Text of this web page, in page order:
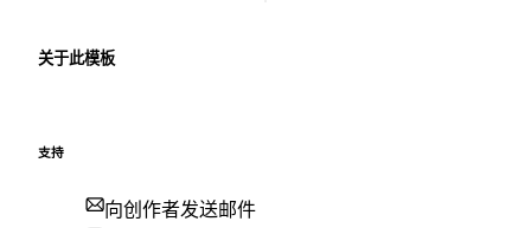
关于此模板
支持
向创作者发送邮件